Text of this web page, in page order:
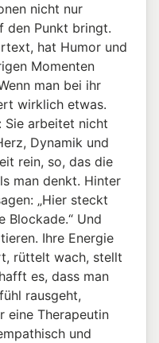
nicht nur
den Punkt bringt.
hat Humor und
Momenten
man bei ihr
wirklich etwas.
Sie arbeitet nicht
Dynamik und
rein, so, das die
man denkt. Hinter
„Hier steckt
Blockade.“ Und
Ihre Energie
rüttelt wach, stellt
es, dass man
rausgeht,
eine Therapeutin
und